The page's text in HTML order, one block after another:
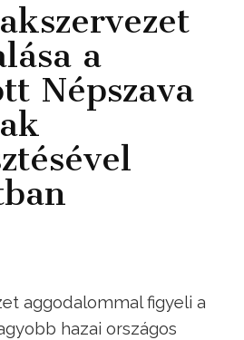
a
Népszava
aggodalommal figyeli a
hazai országos